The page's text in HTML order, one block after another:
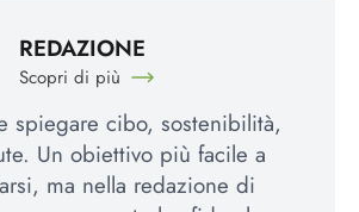
REDAZIONE
Scopri di più
spiegare cibo, sostenibilità,
Un obiettivo più facile a
ma nella redazione di